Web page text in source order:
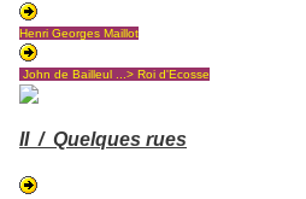
Henri Georges Maillot
John de Bailleul ...> Roi d'Ecosse
II / Quelques rues